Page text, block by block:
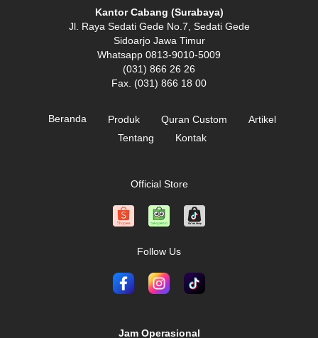
Kantor Cabang (Surabaya)
Jl. Raya Sedati Gede No.7, Sedati Gede
Sidoarjo Jawa Timur
Whatsapp 0813-9010-5009
(031) 866 26 26
Fax. (031) 866 18 00
Beranda Produk Quran Custom
Artikel
Tentang
Kontak
Official Store
Follow Us
Jam Operasional